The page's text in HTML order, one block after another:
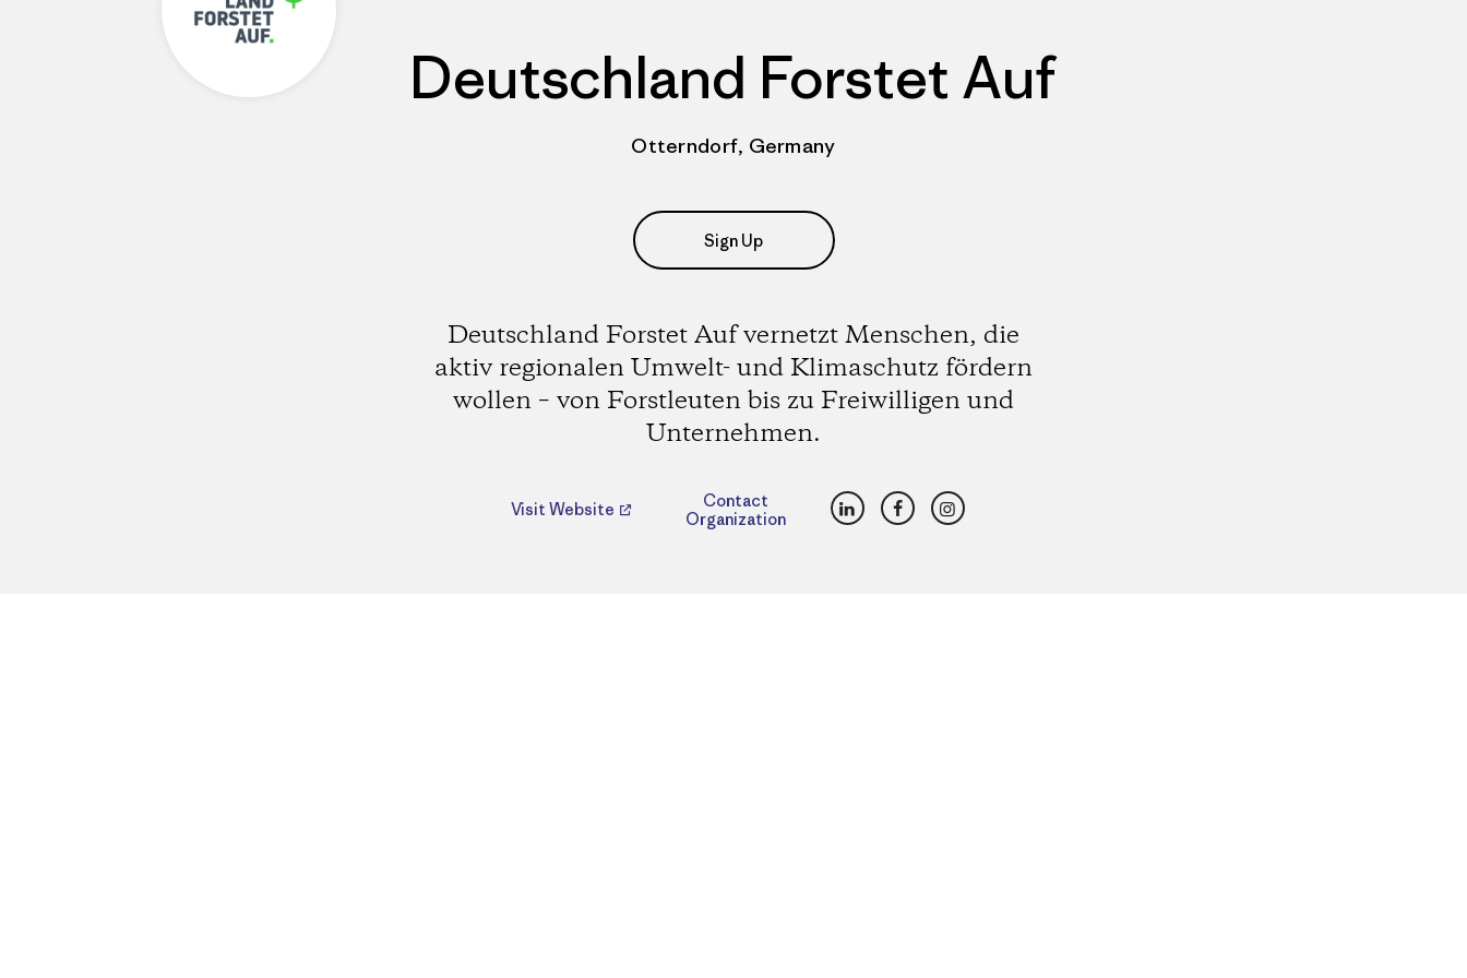
Deutschland Forstet Auf
Otterndorf, Germany
Sign Up
Deutschland Forstet Auf vernetzt Menschen, die
aktiv regionalen Umwelt- und Klimaschutz fördern
wollen – von Forstleuten bis zu Freiwilligen und
Unternehmen.
Visit Website
Contact
Organization
LinkedInFacebookInstagram